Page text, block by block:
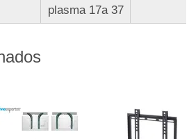
plasma 17a 37